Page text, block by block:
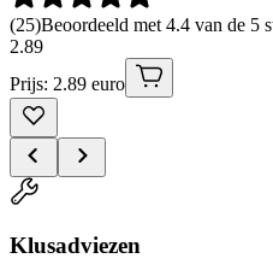
(25)Beoordeeld met 4.4 van de 5
2.89
Prijs: 2.89 euro
Klusadviezen